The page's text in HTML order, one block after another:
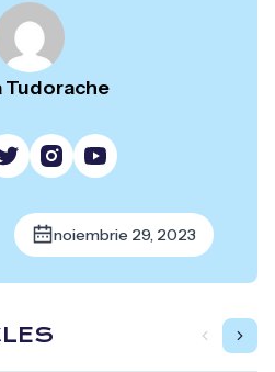
Tudorache
noiembrie 29, 2023